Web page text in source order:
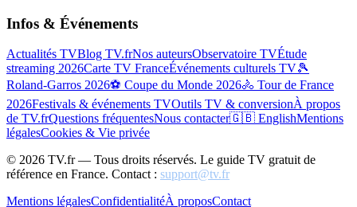
Infos & Événements
Actualités TVBlog TV.frNos auteursObservatoire TVÉtude
streaming 2026Carte TV FranceÉvénements culturels TV🎾
Roland-Garros 2026⚽ Coupe du Monde 2026🚴 Tour de France
2026Festivals & événements TVOutils TV & conversionÀ propos
de TV.frQuestions fréquentesNous contacter🇬🇧 EnglishMentions
légalesCookies & Vie privée
© 2026 TV.fr — Tous droits réservés. Le guide TV gratuit de
référence en France. Contact : support@tv.fr
Mentions légalesConfidentialitéÀ proposContact